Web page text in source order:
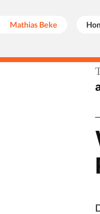
Mathias Beke